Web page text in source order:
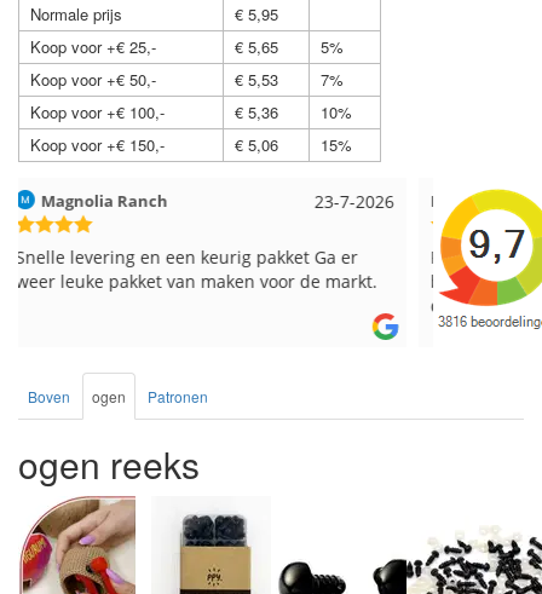
Normale prijs
€ 5,95
Koop voor +€ 25,-
€ 5,65
5%
Koop voor +€ 50,-
€ 5,53
7%
Koop voor +€ 100,-
€ 5,36
10%
Koop voor +€ 150,-
€ 5,06 15%
17-7-2026
Hilde uit Loyers
Reeds meerdere keren breigaren en
breinaalden besteld, altijd heel tevreden over
Loes uit
Snelle
Boven ogen Patronen
ogen reeks